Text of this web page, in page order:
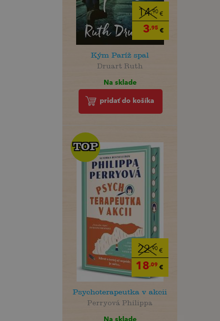
14,90 €
3,95 €
Kým Paríž spal
Druart Ruth
Na sklade
pridať do košíka
22,90 €
18,09 €
TOP
TOP
Psychoterapeutka v akcii
Perryová Philippa
Na sklade